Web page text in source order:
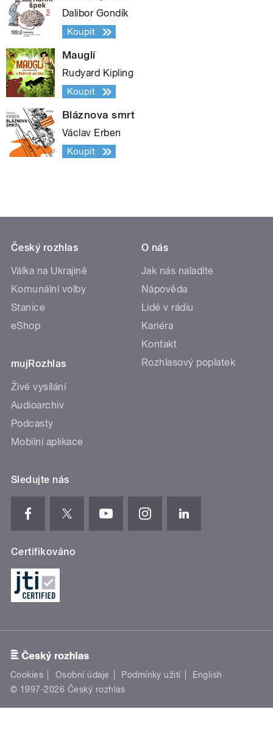
Dalibor Gondík
Koupit
Mauglí
Rudyard Kipling
Koupit
Bláznova smrt
Václav Erben
Koupit
Český rozhlas
Válka na Ukrajině
Komunální volby
Stanice
eShop
mujRozhlas
Živé vysílání
Audioarchiv
Podcasty
Mobilní aplikace
O nás
Jak nás naladíte
Nápověda
Lidé v rádiu
Kariéra
Kontakt
Rozhlasový poplatek
Sledujte nás
Certifikováno
Cookies Osobní údaje Podmínky užití
English
© 1997-2026 Český rozhlas